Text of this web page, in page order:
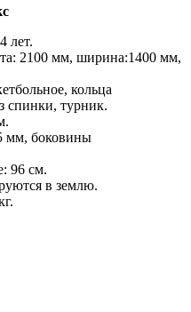
лет.
2100 мм, ширина:1400 мм,
кольца
спинки, турник.
мм, боковины
96 см.
в землю.